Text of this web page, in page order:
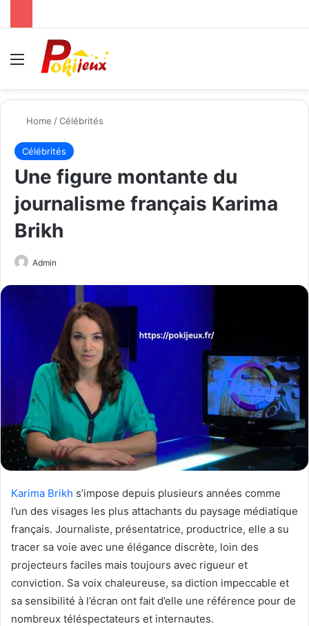
Menu
Home /Célébrités
Célébrités
Une figure montante du
journalisme français Karima
Brikh
Admin
Karima Brikh s’impose depuis plusieurs années comme
l’un des visages les plus attachants du paysage médiatique
français. Journaliste, présentatrice, productrice, elle a su
tracer sa voie avec une élégance discrète, loin des
projecteurs faciles mais toujours avec rigueur et
conviction. Sa voix chaleureuse, sa diction impeccable et
sa sensibilité à l’écran ont fait d’elle une référence pour de
nombreux téléspectateurs et internautes.